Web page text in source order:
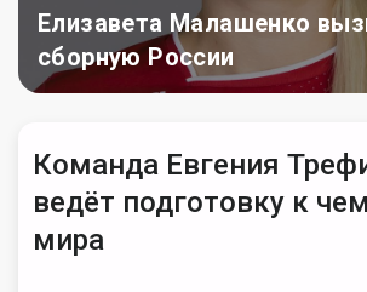
Елизавета Малашенко
сборную России
Команда Евгения
ведёт подготовку к
мира